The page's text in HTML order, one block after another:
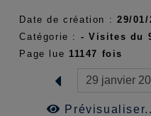
Date de création : 29/01/
Catégorie : - Visites du
Page lue 11147 fois